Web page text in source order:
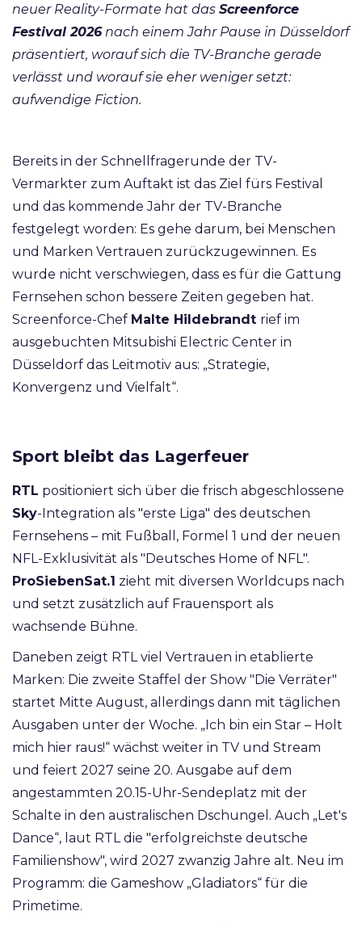
neuer Reality-Formate hat das Screenforce
Festival 2026nach einem Jahr Pause in Düsseldorf
präsentiert, worauf sich die TV-Branche gerade
verlässt und worauf sie eher weniger setzt:
aufwendige Fiction.
Bereits in der Schnellfragerunde der TV-
Vermarkter zum Auftakt ist das Ziel fürs Festival
und das kommende Jahr der TV-Branche
festgelegt worden: Es gehe darum, bei Menschen
und Marken Vertrauen zurückzugewinnen. Es
wurde nicht verschwiegen, dass es für die Gattung
Fernsehen schon bessere Zeiten gegeben hat.
Screenforce-Chef Malte Hildebrandt rief im
ausgebuchten Mitsubishi Electric Center in
Düsseldorf das Leitmotiv aus: „Strategie,
Konvergenz und Vielfalt“.
Sport bleibt das Lagerfeuer
RTL positioniert sich über die frisch abgeschlossene
Sky-Integration als "erste Liga" des deutschen
Fernsehens – mit Fußball, Formel 1 und der neuen
NFL-Exklusivität als "Deutsches Home of NFL".
ProSiebenSat.1 zieht mit diversen Worldcups nach
und setzt zusätzlich auf Frauensport als
wachsende Bühne.
Daneben zeigt RTL viel Vertrauen in etablierte
Marken: Die zweite Staffel der Show "Die Verräter"
startet Mitte August, allerdings dann mit täglichen
Ausgaben unter der Woche. „Ich bin ein Star – Holt
mich hier raus!“ wächst weiter in TV und Stream
und feiert 2027 seine 20. Ausgabe auf dem
angestammten 20.15-Uhr-Sendeplatz mit der
Schalte in den australischen Dschungel. Auch „Let's
Dance“, laut RTL die "erfolgreichste deutsche
Familienshow", wird 2027 zwanzig Jahre alt. Neu im
Programm: die Gameshow „Gladiators“ für die
Primetime.